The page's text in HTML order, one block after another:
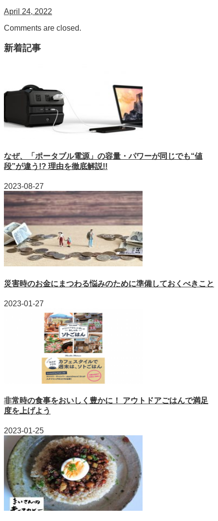
April 24, 2022
Comments are closed.
新着記事
なぜ、「ポータブル電源」の容量・パワーが同じでも“値
段”が違う!? 理由を徹底解説!!
2023-08-27
災害時のお金にまつわる悩みのために準備しておくべきこと
2023-01-27
非常時の食事をおいしく豊かに！ アウトドアごはんで満足
度を上げよう
2023-01-25